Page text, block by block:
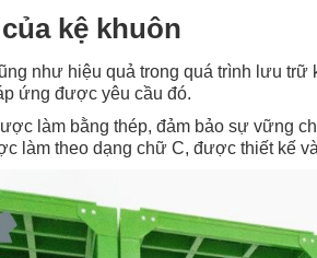
kệ khuôn
như hiệu quả trong quá trình lưu
ứng được yêu cầu đó.
làm bằng thép, đảm bảo sự vững
làm theo dạng chữ C, được thiết kế